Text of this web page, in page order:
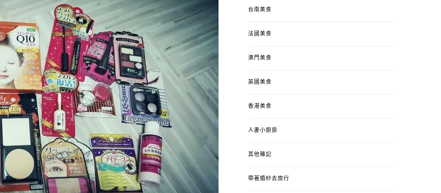
台南美食
法國美食
澳門美食
英國美食
香港美食
人妻小廚房
其他雜記
帶著婚紗去旅行